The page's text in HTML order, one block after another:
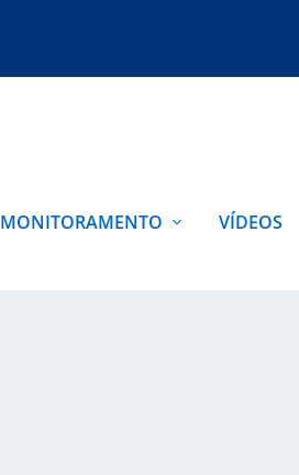
MONITORAMENTO VÍDEOS